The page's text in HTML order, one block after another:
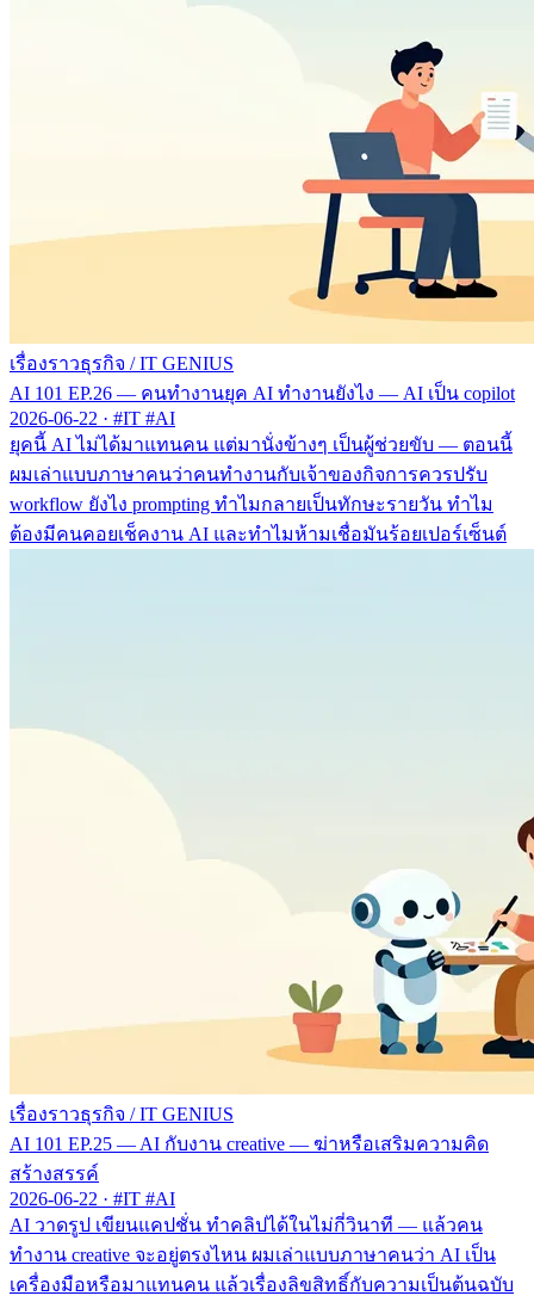
เรื่องราวธุรกิจ / IT GENIUS
AI 101 EP.26 — คนทำงานยุค AI ทำงานยังไง — AI เป็น copilot
2026-06-22 · #IT #AI
ยุคนี้ AI ไม่ได้มาแทนคน แต่มานั่งข้างๆ เป็นผู้ช่วยขับ — ตอนนี้
ผมเล่าแบบภาษาคนว่าคนทำงานกับเจ้าของกิจการควรปรับ
workflow ยังไง prompting ทำไมกลายเป็นทักษะรายวัน ทำไม
ต้องมีคนคอยเช็คงาน AI และทำไมห้ามเชื่อมันร้อยเปอร์เซ็นต์
เรื่องราวธุรกิจ / IT GENIUS
AI 101 EP.25 — AI กับงาน creative — ฆ่าหรือเสริมความคิด
สร้างสรรค์
2026-06-22 · #IT #AI
AI วาดรูป เขียนแคปชั่น ทำคลิปได้ในไม่กี่วินาที — แล้วคน
ทำงาน creative จะอยู่ตรงไหน ผมเล่าแบบภาษาคนว่า AI เป็น
เครื่องมือหรือมาแทนคน แล้วเรื่องลิขสิทธิ์กับความเป็นต้นฉบับ